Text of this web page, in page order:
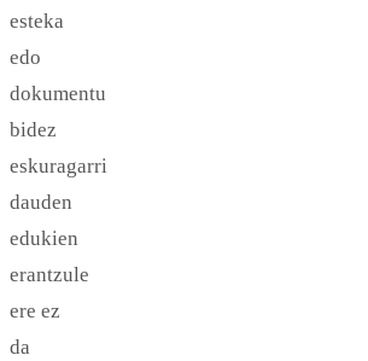
esteka
edo
dokumentu
bidez
eskuragarri
dauden
edukien
erantzule
ere ez
da